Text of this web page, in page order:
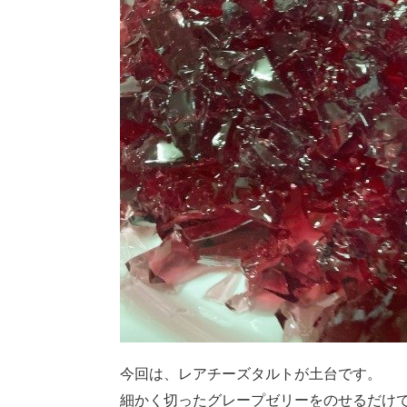
今回は、レアチーズタルトが土台です。
細かく切ったグレープゼリーをのせるだけ